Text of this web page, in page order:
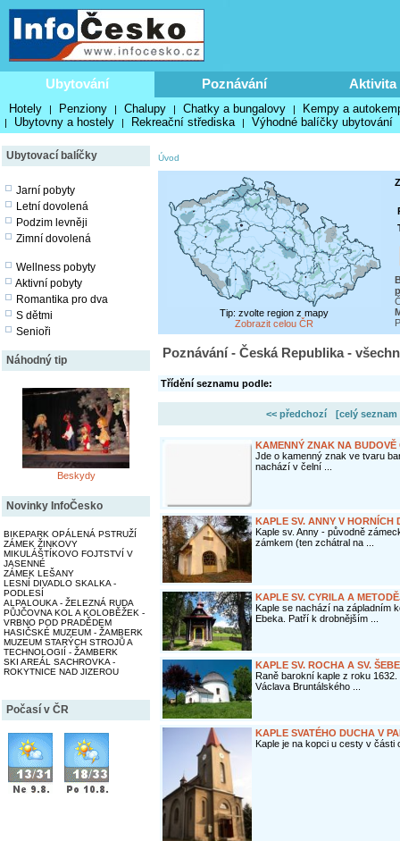
Ubytování Poznávání Aktivita
Hotely | Penziony | Chalupy | Chatky a bungalovy | Kempy a
| Ubytovny a hostely | Rekreační střediska | Výhodné balíčky ubytování
Ubytovací balíčky
Jarní pobyty
Letní dovolená
Podzim levněji
Zimní dovolená
Wellness pobyty
Aktivní pobyty
Romantika pro dva
S dětmi
Senioři
Náhodný tip
Beskydy
Novinky InfoČesko
BIKEPARK OPÁLENÁ PSTRUŽÍ
ZÁMEK ŽINKOVY
MIKULÁŠTÍKOVO FOJTSTVÍ V
JASENNÉ
ZÁMEK LEŠANY
LESNÍ DIVADLO SKALKA -
PODLESÍ
ALPALOUKA - ŽELEZNÁ RUDA
PŮJČOVNA KOL A KOLOBĚŽEK -
VRBNO POD PRADĚDEM
HASIČSKÉ MUZEUM - ŽAMBERK
MUZEUM STARÝCH STROJŮ A
TECHNOLOGIÍ - ŽAMBERK
SKI AREÁL SACHROVKA -
ROKYTNICE NAD JIZEROU
Počasí v ČR
Úvod
Tip: zvolte region z mapy
Zobrazit celou ČR
Poznávání - Česká Republika -
Třídění seznamu podle:
<< předchozí [celý seznam
KAMENNÝ ZNAK NA BUDOVĚ
Jde o kamenný znak ve tvaru
nachází v čelní ...
KAPLE SV. ANNY V HORNÍCH
Kaple sv. Anny - původně
zámkem (ten zchátral na ...
KAPLE SV. CYRILA A
Kaple se nachází na zápladním
Ebeka. Patří k drobnějším ...
KAPLE SV. ROCHA A SV.
Raně barokní kaple z roku
Václava Bruntálského ...
KAPLE SVATÉHO DUCHA V
Kaple je na kopci u cesty v části